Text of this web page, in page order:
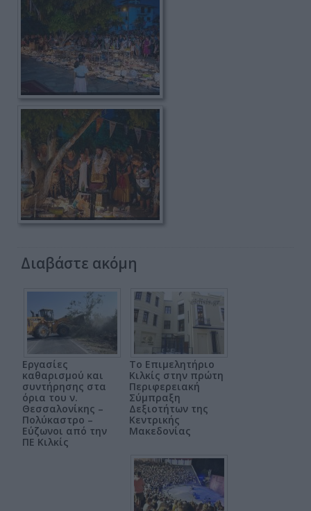
Διαβάστε ακόμη
Εργασίες
καθαρισμού και
συντήρησης στα
όρια του ν.
Θεσσαλονίκης –
Πολύκαστρο –
Εύζωνοι από την
ΠΕ Κιλκίς
Το Επιμελητήριο
Κιλκίς στην πρώτη
Περιφερειακή
Σύμπραξη
Δεξιοτήτων της
Κεντρικής
Μακεδονίας